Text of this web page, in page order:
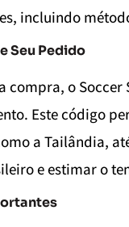
incluindo
Seu Pedido
compra, o
Este código
a Tailândia,
e estimar o